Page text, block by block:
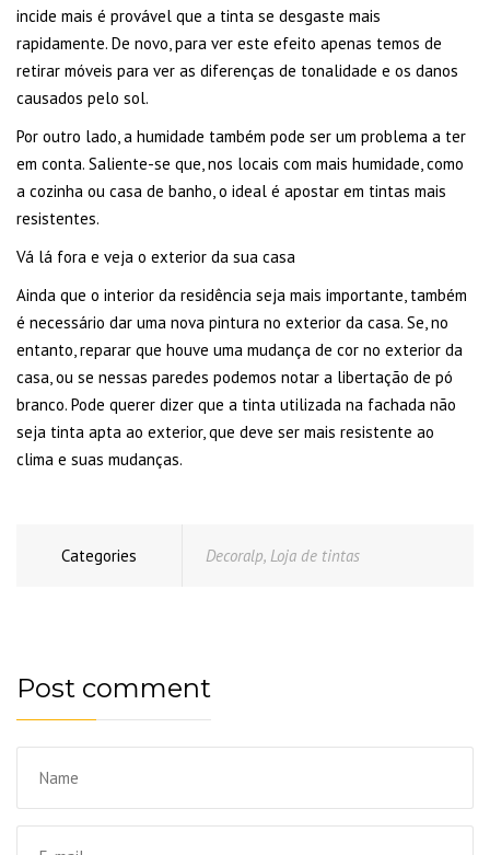
incide mais é provável que a tinta se desgaste mais
rapidamente. De novo, para ver este efeito apenas temos de
retirar móveis para ver as diferenças de tonalidade e os danos
causados pelo sol.
Por outro lado, a humidade também pode ser um problema a ter
em conta. Saliente-se que, nos locais com mais humidade, como
a cozinha ou casa de banho, o ideal é apostar em tintas mais
resistentes.
Vá lá fora e veja o exterior da sua casa
Ainda que o interior da residência seja mais importante, também
é necessário dar uma nova pintura no exterior da casa. Se, no
entanto, reparar que houve uma mudança de cor no exterior da
casa, ou se nessas paredes podemos notar a libertação de pó
branco. Pode querer dizer que a tinta utilizada na fachada não
seja tinta apta ao exterior, que deve ser mais resistente ao
clima e suas mudanças.
Categories Decoralp, Loja de tintas
Post comment